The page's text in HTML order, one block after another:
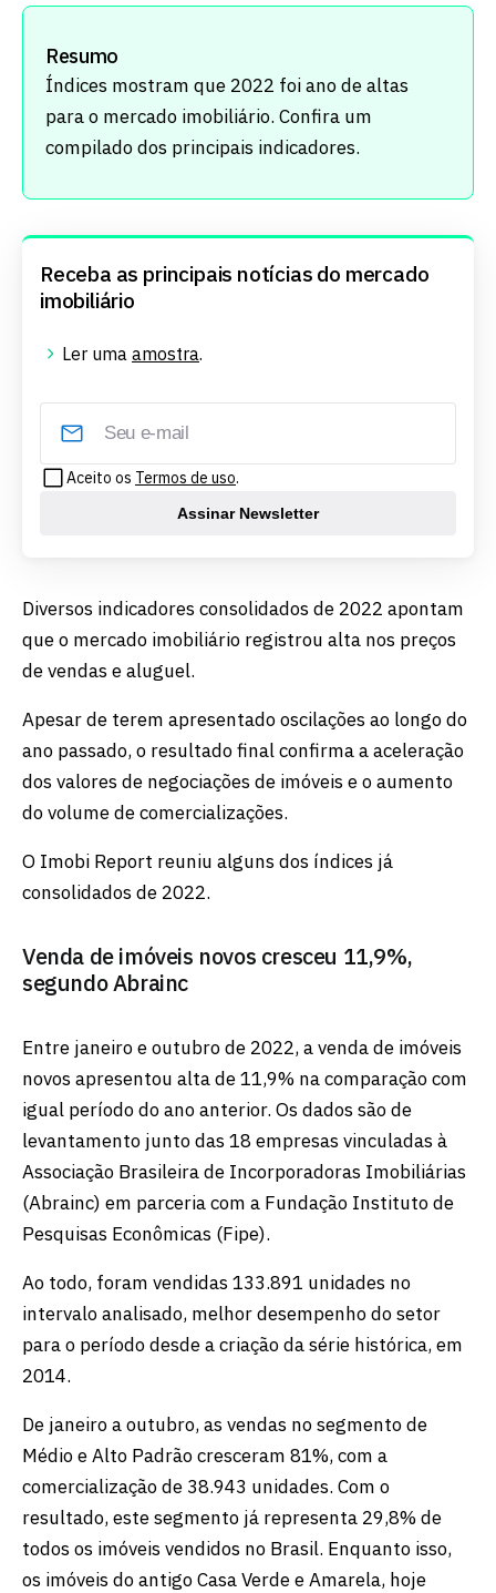
Resumo
Índices mostram que 2022 foi ano de altas
para o mercado imobiliário. Confira um
compilado dos principais indicadores.
Receba as principais notícias do mercado
imobiliário
Ler uma amostra.
Aceito os Termos de uso.
Assinar Newsletter
Diversos indicadores consolidados de 2022 apontam
que o mercado imobiliário registrou alta nos preços
de vendas e aluguel.
Apesar de terem apresentado oscilações ao longo do
ano passado, o resultado final confirma a aceleração
dos valores de negociações de imóveis e o aumento
do volume de comercializações.
O Imobi Report reuniu alguns dos índices já
consolidados de 2022.
Venda de imóveis novos cresceu 11,9%,
segundo Abrainc
Entre janeiro e outubro de 2022, a venda de imóveis
novos apresentou alta de 11,9% na comparação com
igual período do ano anterior. Os dados são de
levantamento junto das 18 empresas vinculadas à
Associação Brasileira de Incorporadoras Imobiliárias
(Abrainc) em parceria com a Fundação Instituto de
Pesquisas Econômicas (Fipe).
Ao todo, foram vendidas 133.891 unidades no
intervalo analisado, melhor desempenho do setor
para o período desde a criação da série histórica, em
2014.
De janeiro a outubro, as vendas no segmento de
Médio e Alto Padrão cresceram 81%, com a
comercialização de 38.943 unidades. Com o
resultado, este segmento já representa 29,8% de
todos os imóveis vendidos no Brasil. Enquanto isso,
os imóveis do antigo Casa Verde e Amarela, hoje